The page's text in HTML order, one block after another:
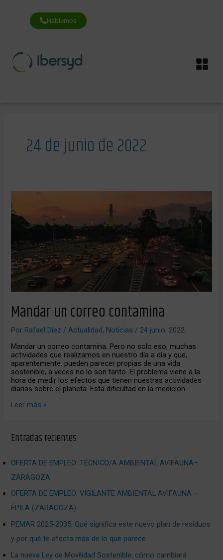
contenido
Hablemos
24 de junio de 2022
Mandar un correo contamina
Por Rafael Díez/Actualidad, Noticias / 24 junio, 2022
Mandar un correo contamina. Pero no solo eso, muchas
actividades que realizamos en nuestro día a día y que,
aparentemente, pueden parecer propias de una vida
sostenible, a veces no lo son tanto. El problema viene a la
hora de medir los efectos que tienen nuestras actividades
diarias sobre el planeta. Esta dificultad en la medición …
un
correo
contamina
Leer más »
Entradas recientes
OFERTA DE EMPLEO: TÉCNICO/A AMBIENTAL AVIFAUNA–
ZARAGOZA
OFERTA DE EMPLEO: VIGILANTE AMBIENTAL AVIFAUNA –
ÉPILA (ZARAGOZA)
PEMAR 2025‑2035: Qué significa este nuevo plan de residuos
y por qué te afecta más de lo que parece
La nueva Ley de Movilidad Sostenible: cómo cambiará